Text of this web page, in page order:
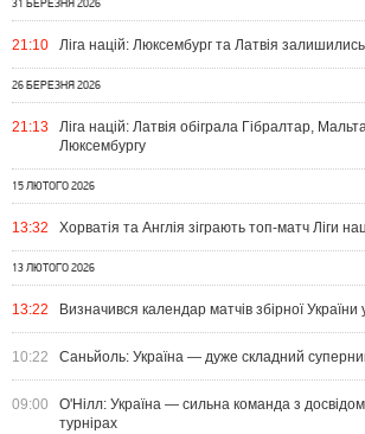
31 БЕРЕЗНЯ 2026
21:10 Ліга націй: Люксембург та Латвія залишились
26 БЕРЕЗНЯ 2026
21:13
Ліга націй: Латвія обіграла Гібралтар,
Люксембургу
15 ЛЮТОГО 2026
13:32 Хорватія та Англія зіграють топ-матч Ліги
13 ЛЮТОГО 2026
13:22 Визначився календар матчів збірної України
10:22 Саньйоль: Україна — дуже складний
09:00
О'Нілл: Україна — сильна команда з досвідом
турнірах